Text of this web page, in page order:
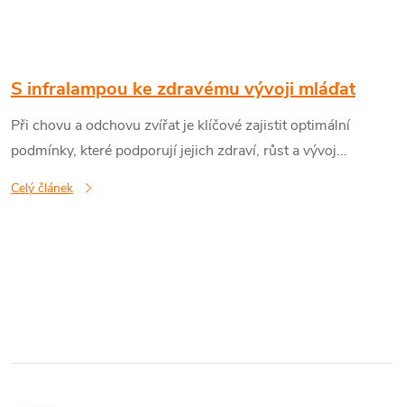
S infralampou ke zdravému vývoji mláďat
Při chovu a odchovu zvířat je klíčové zajistit optimální
podmínky, které podporují jejich zdraví, růst a vývoj...
Celý článek
l